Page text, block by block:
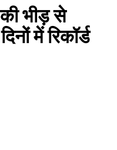
की भीड़ से
में रिकॉर्ड